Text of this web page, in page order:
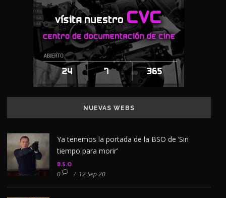
NUEVAS WEBS
Ya tenemos la portada de la BSO de ‘Sin
tiempo para morir’
B.S.O
0 / 12 Sep 20